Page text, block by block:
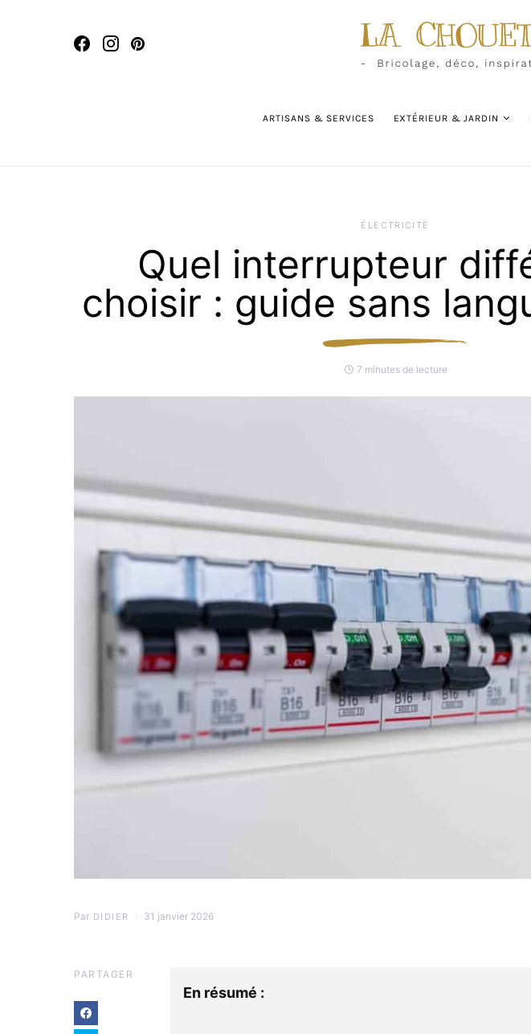
ARTISANS & SERVICES EXTÉRIEUR & JARDIN
ÉLECTRICITÉ
Quel interrupteur
choisir : guide sans
7 minutes de lecture
Par DIDIER 31 janvier 2026
PARTAGER
En résumé :